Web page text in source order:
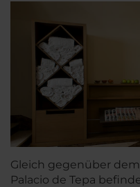
Gleich gegenüber
Palacio de Tepa